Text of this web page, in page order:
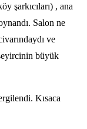
şarkıcıları) , ana
Salon ne
ve
büyük
Kısaca